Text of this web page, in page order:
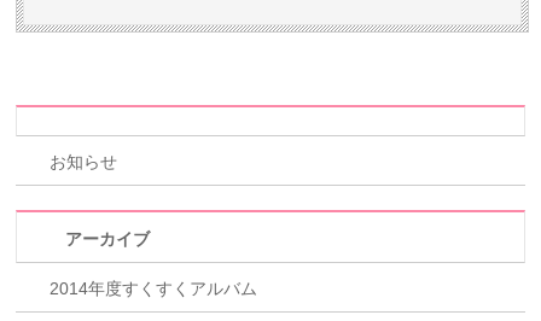
お知らせ
アーカイブ
2014年度すくすくアルバム